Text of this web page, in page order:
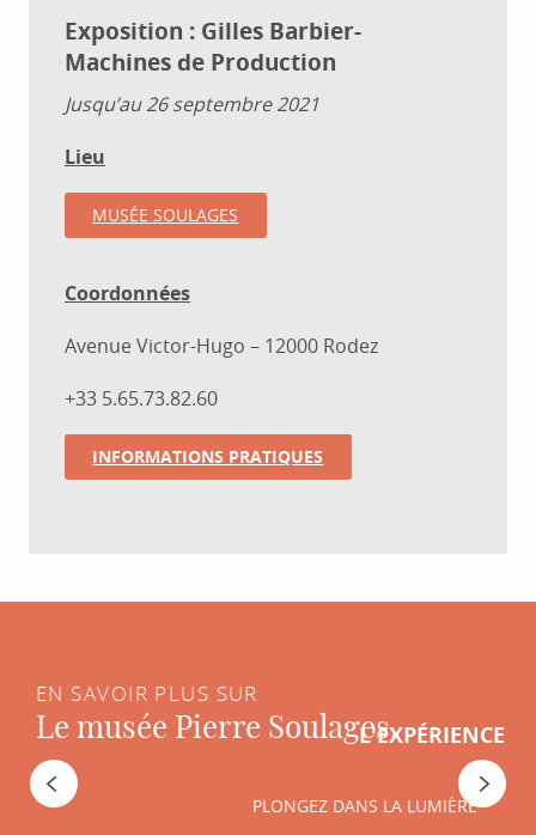
Exposition : Gilles Barbier-
Machines de Production
Jusqu’au 26 septembre 2021
Lieu
MUSÉE SOULAGES
Coordonnées
Avenue Victor-Hugo – 12000 Rodez
+33 5.65.73.82.60
INFORMATIONS PRATIQUES
EN SAVOIR PLUS SUR
Le musée Pierre Soulages.
TROIS MUSÉES, TROIS ARCHITECTURES
L'EXPÉRIENCE
PLONGEZ DANS LA LUMIÈRE